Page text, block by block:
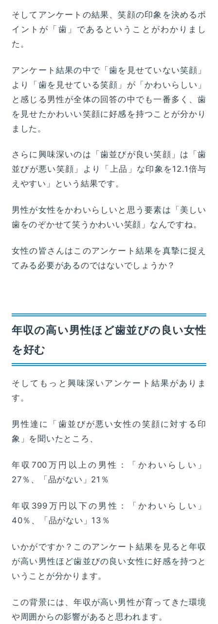
そしてアンケートの結果、笑顔の印象を決めるポ
イントが「歯」であるということがわかりまし
た。
アンケート結果の中で「歯を見せていない笑顔」
より「歯を見せている笑顔」が「かわいらしい」
と感じる男性が全体の回答の中でも一番多く、歯
を見せたかわいい笑顔に好感を持つことが分かり
ました。
さらに興味深いのは「歯並びが良い笑顔」は「歯
並びが悪い笑顔」より「上品」な印象を12.1倍与
えやすい」という結果です。
男性が女性をかわいらしいと思う要素は「美しい
歯をのぞかせて笑うかわいい笑顔」なんですね。
女性の皆さんはこのアンケート結果を真摯に捉え
てみる必要があるのではないでしょうか？
年収の高い男性ほど歯並びの良い女性
を好む
そしてもっと興味深いアンケート結果がありま
す。
男性達に「歯並びが悪い女性の笑顔に対する印
象」を聞いたところ、
年収700万円以上の男性：「かわいらしい」
27％、「品がない」21％
年収399万円以下の男性：「かわいらしい」
40％、「品がない」13％
いかがですか？このアンケート結果を見ると年収
が高い男性ほど歯並びの良い女性に好感を持つと
いうことが分かります。
この背景には、年収が高い男性が育ってきた環境
や周囲からの影響があると思われます。